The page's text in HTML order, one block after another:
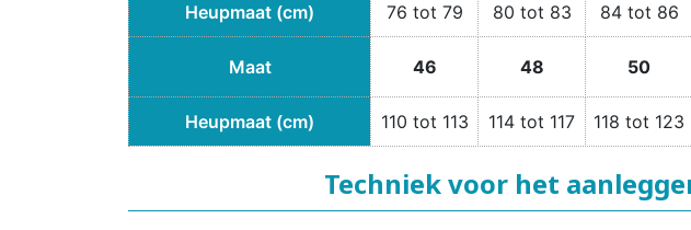
Heupmaat (cm) 76 tot 79 80 tot 83 84 tot 86
Maat 46 48 50
Heupmaat (cm) 110 tot 113 114 tot 117 118 tot 123
Techniek voor het